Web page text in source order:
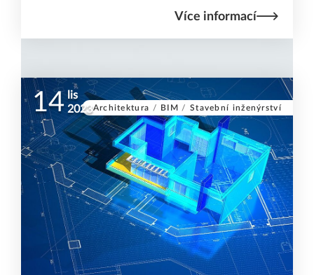
Více informací
Architektura / BIM / Stavební inženýrství
14 lis
2023